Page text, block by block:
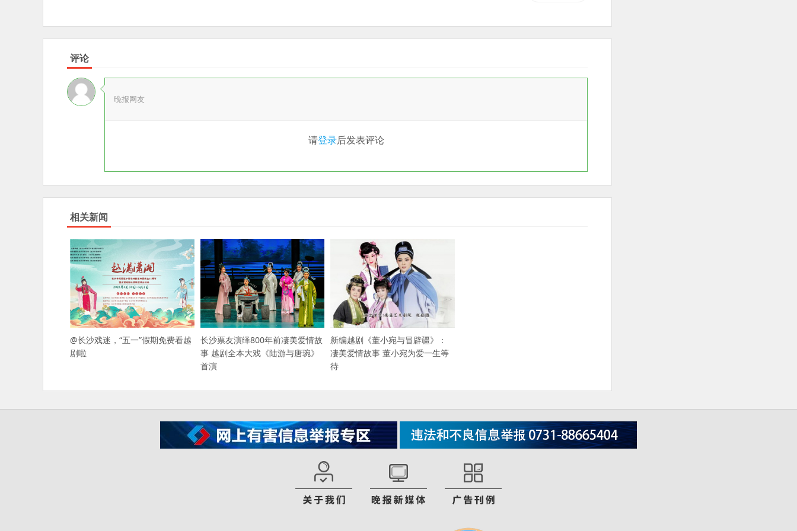
评论
晚报网友
请登录后发表评论
相关新闻
@长沙戏迷，“五一”假期免费看越
剧啦
长沙票友演绎800年前凄美爱情故
事 越剧全本大戏《陆游与唐琬》
首演
新编越剧《董小宛与冒辟疆》：
凄美爱情故事 董小宛为爱一生等
待